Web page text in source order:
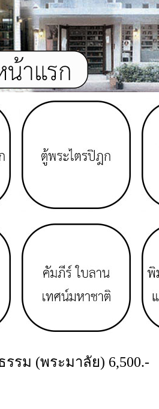
รม (พระมาลัย) 6,500.-